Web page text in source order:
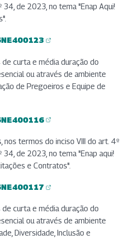
34, de 2023, no tema "Enap Aqui!
curta e média duração do
ou através de ambiente
de Pregoeiros e Equipe de
nos termos do inciso VIII do art. 4º
34, de 2023, no tema "Enap aqui!
e Contratos".
curta e média duração do
ou através de ambiente
Diversidade, Inclusão e